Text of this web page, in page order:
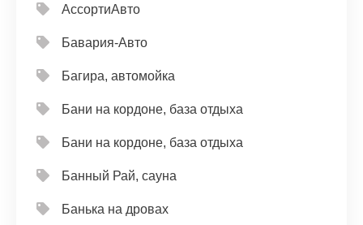
АссортиАвто
Бавария-Авто
Багира, автомойка
Бани на кордоне, база отдыха
Бани на кордоне, база отдыха
Банный Рай, сауна
Банька на дровах